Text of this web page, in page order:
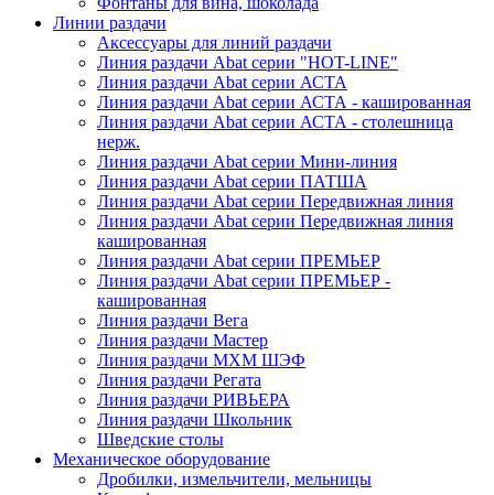
Линии раздачи
Аксессуары для линий раздачи
Линия раздачи Abat серии "HOT-LINE"
Линия раздачи Abat серии АСТА
Линия раздачи Abat серии АСТА - кашированная
Линия раздачи Abat серии АСТА - столешница
нерж.
Линия раздачи Abat серии Мини-линия
Линия раздачи Abat серии ПАТША
Линия раздачи Abat серии Передвижная линия
Линия раздачи Abat серии Передвижная линия
кашированная
Линия раздачи Abat серии ПРЕМЬЕР
Линия раздачи Abat серии ПРЕМЬЕР -
кашированная
Линия раздачи Вега
Линия раздачи Мастер
Линия раздачи МХМ ШЭФ
Линия раздачи Регата
Линия раздачи РИВЬЕРА
Линия раздачи Школьник
Шведские столы
Механическое оборудование
Дробилки, измельчители, мельницы